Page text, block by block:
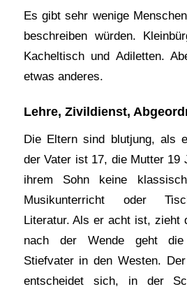
Es gibt sehr wenige
beschreiben würden.
Kacheltisch und Adiletten.
etwas anderes.
Lehre, Zivildienst,
Die Eltern sind blutjung, als
der Vater ist 17, die Mutter 19
ihrem Sohn keine
Musikunterricht oder
Literatur. Als er acht ist, zieht
nach der Wende geht
Stiefvater in den Westen.
entscheidet sich, in der